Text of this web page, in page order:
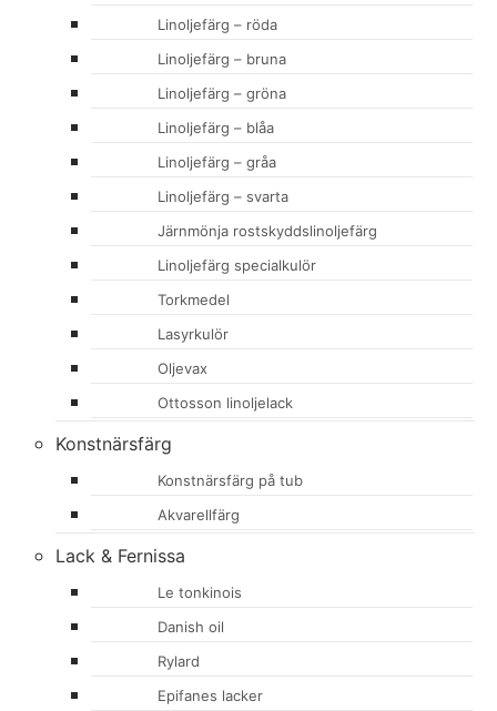
Linoljefärg – röda
Linoljefärg – bruna
Linoljefärg – gröna
Linoljefärg – blåa
Linoljefärg – gråa
Linoljefärg – svarta
Järnmönja rostskyddslinoljefärg
Linoljefärg specialkulör
Torkmedel
Lasyrkulör
Oljevax
Ottosson linoljelack
Konstnärsfärg
Konstnärsfärg på tub
Akvarellfärg
Lack & Fernissa
Le tonkinois
Danish oil
Rylard
Epifanes lacker